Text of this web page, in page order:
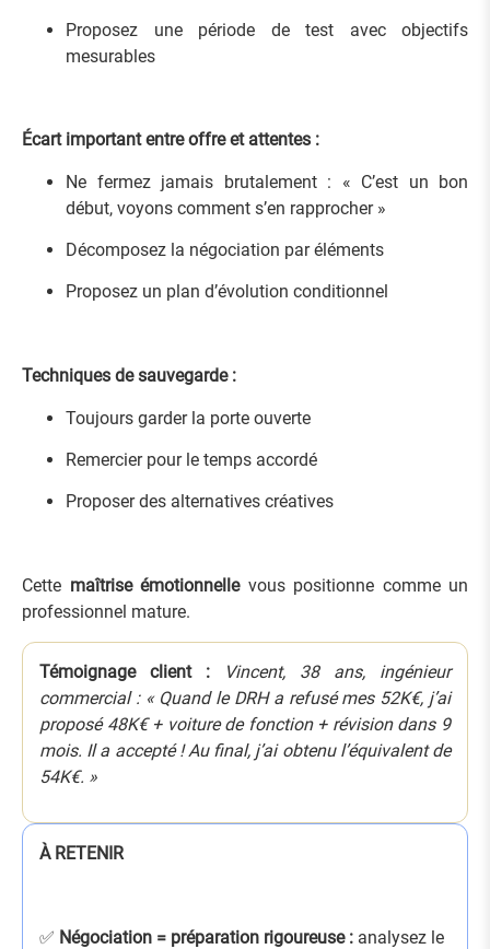
Proposez une période de test avec objectifs
mesurables
Écart important entre offre et attentes :
Ne fermez jamais brutalement : « C’est un bon
début, voyons comment s’en rapprocher »
Décomposez la négociation par éléments
Proposez un plan d’évolution conditionnel
Techniques de sauvegarde :
Toujours garder la porte ouverte
Remercier pour le temps accordé
Proposer des alternatives créatives
Cette maîtrise émotionnellevous positionne comme un
professionnel mature.
Témoignage client :
Vincent, 38 ans, ingénieur
commercial : « Quand le DRH a refusé mes 52K€, j’ai
proposé 48K€ + voiture de fonction + révision dans 9
mois. Il a accepté ! Au final, j’ai obtenu l’équivalent de
54K€. »
À RETENIR
✅ Négociation = préparation rigoureuse : analysez le